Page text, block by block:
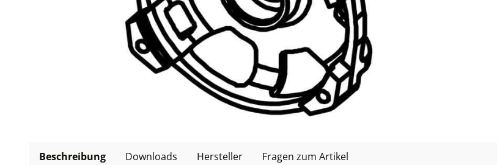
Beschreibung Downloads Hersteller Fragen zum Artikel